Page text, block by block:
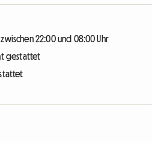
22:00 und 08:00 Uhr
gestattet